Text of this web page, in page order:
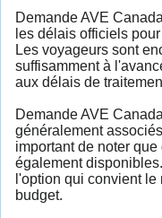
Demande AVE
les délais officiels
Les voyageurs sont
suffisamment à
aux délais de
Demande AVE
généralement
important de noter
également
l'option qui convient
budget.